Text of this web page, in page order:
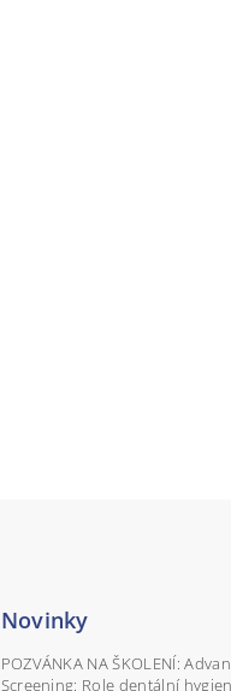
Novinky
POZVÁNKA NA ŠKOLENÍ:
Screening: Role dentální